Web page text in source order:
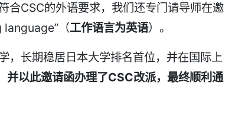
合CSC的外语要求，我们还专门请导师在邀
（工作语言为英语）。
，长期稳居日本大学排名首位，并在国际上
并以此邀请函办理了CSC改派，最终顺利通